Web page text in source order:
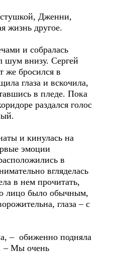
Дженни,
жизнь другое.
и собралась
шум внизу. Сергей
же бросился в
глаза и вскочила,
в пледе. Пока
раздался голос
и кинулась на
эмоции
в
вгляделась
в нем прочитать,
лицо было обычным,
глаза – с
– обиженно подняла
– Мы очень